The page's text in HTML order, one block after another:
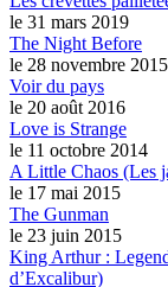
le 31 mars 2019
The Night Before
le 28 novembre 2015
Voir du pays
le 20 août 2016
Love is Strange
le 11 octobre 2014
A Little Chaos (Les
le 17 mai 2015
The Gunman
le 23 juin 2015
King Arthur :
d’Excalibur)